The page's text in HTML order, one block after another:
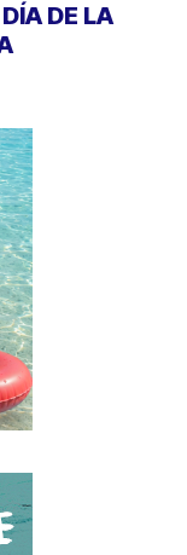
DE LA